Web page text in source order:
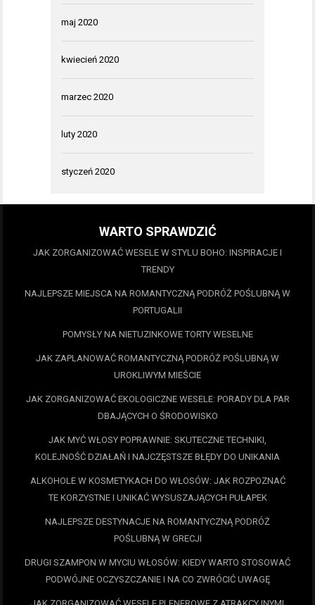
maj 2020
kwiecień 2020
marzec 2020
luty 2020
styczeń 2020
WARTO SPRAWDZIĆ
JAK ZORGANIZOWAĆ WESELE W STYLU BOHO: INSPIRACJE I
TRENDY
NAJLEPSZE MIEJSCA NA ROMANTYCZNĄ PODRÓŻ POŚLUBNĄ W
PORTUGALII
POMYSŁY NA NIETUZINKOWE TORTY WESELNE
JAK ZAPLANOWAĆ ROMANTYCZNĄ PODRÓŻ POŚLUBNĄ W
UROKLIWYM MIEŚCIE
JAK ZORGANIZOWAĆ EKOLOGICZNE WESELE: PORADY DLA PAR
DBAJĄCYCH O ŚRODOWISKO
JAK MYĆ WŁOSY POPRAWNIE: SKUTECZNE TECHNIKI,
KOLEJNOŚĆ DZIAŁAŃ I NAJCZĘSTSZE BŁĘDY DO UNIKANIA
ALKOHOLE W KOSMETYKACH DO WŁOSÓW: JAK ROZPOZNAĆ
TE KORZYSTNE I UNIKAĆ WYSUSZAJĄCYCH PUŁAPEK
NAJLEPSZE DESTYNACJE NA ROMANTYCZNĄ PODRÓŻ
POŚLUBNĄ W GRECJI
DRUGI SZAMPON W MYCIU WŁOSÓW: KIEDY WARTO STOSOWAĆ
PODWÓJNE OCZYSZCZANIE I NA CO ZWRÓCIĆ UWAGĘ